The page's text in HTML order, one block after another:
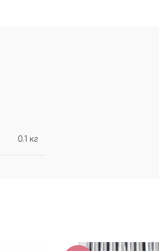
0.1 кг